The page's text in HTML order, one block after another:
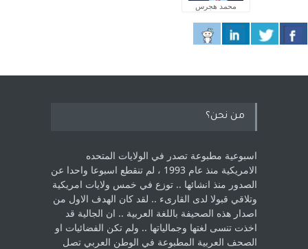
محمد هجرس
من نحن؟
اسبوعية مطبوعة تصدر في الولايات المتحده
الامريكية منذ عام 1993 ، لم ‏تنقطع اسبوعا واحدا عن
الصدور منذ انشائها .. توزع في خمس ولايات امريكية
‏وتلاقي قبولا لدى القارىء ..‏ لقد كان الهدف الاول من
اصدار هذه الصحيفة باللغة العربية .. ان الجالية قد
اخذت ‏تنسى لغتها وجمالياتها .. ولم تكن الفضائيات او
الصحف العربية المطبوعة في الوطن ‏العربي تصل